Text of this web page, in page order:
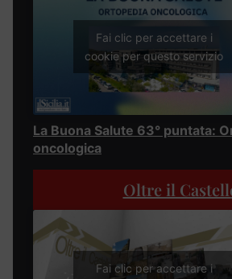
Fai clic per accettare i
cookie per questo servizio
La Buona Salute 63° puntata:
oncologica
Oltre il
Fai clic per accettare i